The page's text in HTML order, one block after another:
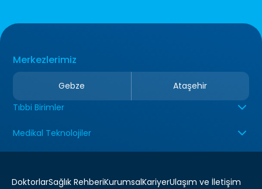
Merkezlerimiz
Gebze
Ataşehir
Tıbbi Birimler
Medikal Teknolojiler
DoktorlarSağlık RehberiKurumsalKariyerUlaşım ve İletişim